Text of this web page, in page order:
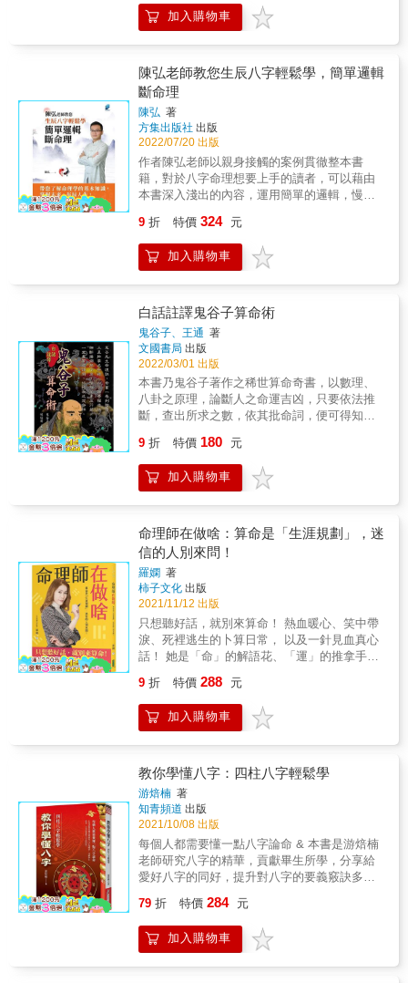
據以上數字，換算成易經卦，此即為先天卦。
三、再將先天卦用生時找出元堂，進而取得後
卦爻貼上預測詳解，就能得知一生的吉凶悔吝
加入購物車
陳弘老師教您生辰八字輕鬆學，簡單邏輯
斷命理
陳弘 著
方集出版社 出版
2022/07/20 出版
作者陳弘老師以親身接觸的案例貫徹整本書
籍，對於八字命理想要上手的讀者，可以藉由
本書深入淺出的內容，運用簡單的邏輯，慢慢
康、與原生家庭的關係；以及在人生的旅程
中，知道自己在什麼時間點，應該要為事業努
力，還是要為愛情、家庭努力，才會有事半功
出生如何計算命運、通靈和算命的不同等。 書
中有真實的故事搭配八字命盤，讓有八字基礎
的讀者，確認八字命盤與故事本身的契合度，
包含婚姻問題、個人性向、創業家的命盤、出
家人的命格、戀愛男女、夫妻感情等問題。 從
基礎的陰陽五行、十二長生、天干地支沖合、
手掌訣的使用，到排命盤，演進到如何判斷命
理一生，書中有79個八字命盤，提供讀者參考
練習，更深入了解八字命盤的邏輯變化。 本書
布局人生！ 不懂命理的人，透過此書，可以從
命理窺視自己的一生，輕鬆學得如何應用邏輯
來評斷命運。 了解命理的人，透過此書，可以
透過八字掌握個性、命運的起伏，甚至創業、
感情、人生大事&hellip;&hellip; 書中每一個案
例都附有八字命盤，讓讀者理解命運的本質，
9 折 特價 324 元
加入購物車
白話註譯鬼谷子算命術
鬼谷子、王通 著
文國書局 出版
2022/03/01 出版
本書乃鬼谷子著作之稀世算命奇書，以數理、
八卦之原理，論斷人之命運吉凶，只要依法推
斷，查出所求之數，依其批命詞，便可得知人
9 折 特價 180 元
加入購物車
命理師在做啥：算命是「生涯規劃」，迷
信的人別來問！
羅嫻 著
柿子文化 出版
2021/11/12 出版
只想聽好話，就別來算命！ 熱血暖心、笑中帶
淚、死裡逃生的卜算日常， 以及一針見血真心
話！ 她是「命」的解語花、「運」的推拿手，
情和體貼， 怕她血淋淋的解析和精準度
&hellip;&hellip; 為何總是所愛非人？ ■一名太
太被先生離婚，理由是她會拖他後腿！事實上
「妳嫁錯人了，真命天子還沒出現。」她竟
說：「我知道，我十八、十九歲認識前夫時，
您就說我跟他無緣，結了婚也會離婚，只是我
不甘心放手！」她這一拖，等於是用了十幾年
的青春去證明命中註定的結果&hellip;&hellip;
「愛情和人際關係，如果註定命中無緣，不會
因為執著或一廂情願而有不同結局。」 「抱持
『無緣可能變成有緣』的執念，會阻礙你去認
識有緣好對象，反而會錯過最適合你的正
法，是自欺欺人！ 當命中註定的死神降臨，算
命有意義嗎？ ■老母親被檢查出腫瘤，在切除
後等待報告期間，命理師算出是惡性腫瘤，只
9 折 特價 288 元
加入購物車
教你學懂八字：四柱八字輕鬆學
游焙楠 著
知青頻道 出版
2021/10/08 出版
每個人都需要懂一點八字論命 & 本書是游焙楠
老師研究八字的精華，貢獻畢生所學，分享給
愛好八字的同好，提升對八字的要義竅訣多一
術、子平八字、擇日、陽宅風水布局、姓名
學，由於年事漸增，祈望能寫一本書，從基礎
概論到精論至如何一個四柱八字能推算到準，
79 折 特價 284 元
加入購物車